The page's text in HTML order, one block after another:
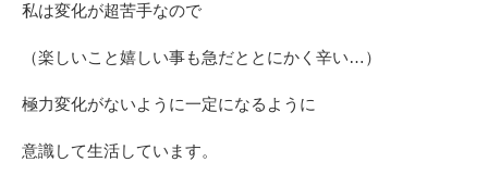
私は変化が超苦手なので
（楽しいこと嬉しい事も急だととにかく辛い…）
極力変化がないように一定になるように
意識して生活しています。